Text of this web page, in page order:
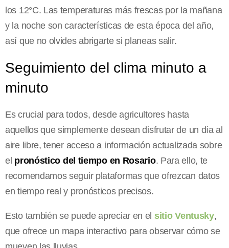
los 12°C. Las temperaturas más frescas por la mañana
y la noche son características de esta época del año,
así que no olvides abrigarte si planeas salir.
Seguimiento del clima minuto a
minuto
Es crucial para todos, desde agricultores hasta
aquellos que simplemente desean disfrutar de un día al
aire libre, tener acceso a información actualizada sobre
el pronóstico del tiempo en Rosario. Para ello, te
recomendamos seguir plataformas que ofrezcan datos
en tiempo real y pronósticos precisos.
Esto también se puede apreciar en el sitio Ventusky,
que ofrece un mapa interactivo para observar cómo se